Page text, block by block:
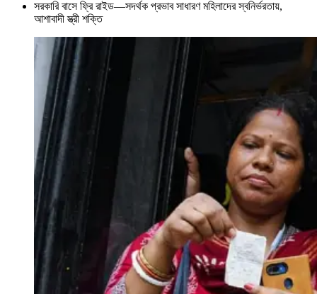
সরকারি বাসে ফ্রি রাইড—সদর্থক প্রভাব সাধারণ মহিলাদের স্বনির্ভরতায়,
আশাবাদী স্ত্রী শক্তি